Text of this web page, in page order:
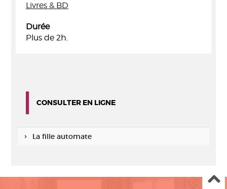
Livres & BD
Durée
Plus de 2h.
CONSULTER EN LIGNE
La fille automate